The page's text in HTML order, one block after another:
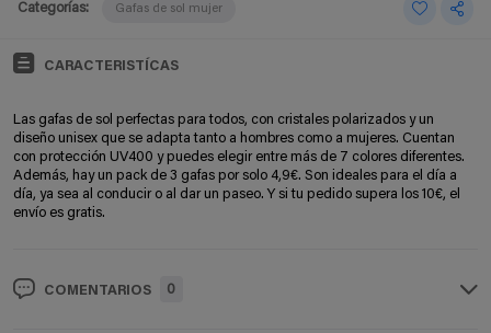
Categorías: Gafas de sol mujer
CARACTERISTÍCAS
Las gafas de sol perfectas para todos, con cristales polarizados y un
diseño unisex que se adapta tanto a hombres como a mujeres. Cuentan
con protección UV400 y puedes elegir entre más de 7 colores diferentes.
Además, hay un pack de 3 gafas por solo 4,9€. Son ideales para el día a
día, ya sea al conducir o al dar un paseo. Y si tu pedido supera los 10€, el
envío es gratis.
COMENTARIOS 0